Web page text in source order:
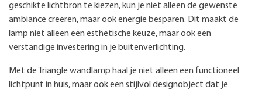
geschikte lichtbron te kiezen, kun je niet alleen de gewenste
ambiance creëren, maar ook energie besparen. Dit maakt de
lamp niet alleen een esthetische keuze, maar ook een
verstandige investering in je buitenverlichting.
Met de Triangle wandlamp haal je niet alleen een functioneel
lichtpunt in huis, maar ook een stijlvol designobject dat je